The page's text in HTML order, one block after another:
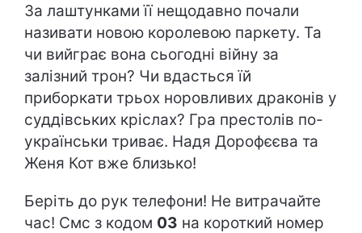
За лаштунками її нещодавно почали
називати новою королевою паркету. Та
чи вийграє вона сьогодні війну за
залізний трон? Чи вдасться їй
приборкати трьох норовливих драконів у
суддівських кріслах? Гра престолів по-
українськи триває. Надя Дорофєєва та
Женя Кот вже близько!
Беріть до рук телефони! Не витрачайте
час! Смс з кодом 03 на короткий номер